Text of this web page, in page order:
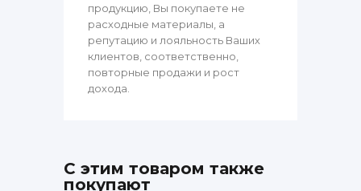
продукцию, Вы покупаете не
расходные материалы, а
репутацию и лояльность Ваших
клиентов, соответственно,
повторные продажи и рост
дохода.
С этим товаром также
покупают